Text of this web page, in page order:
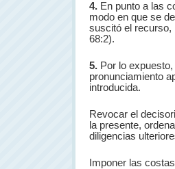
4. En punto a las
modo en que se
suscitó el recurso,
68:2).
5. Por lo
pronunciamiento
introducida.
Revocar el
la presente,
diligencias
Imponer las